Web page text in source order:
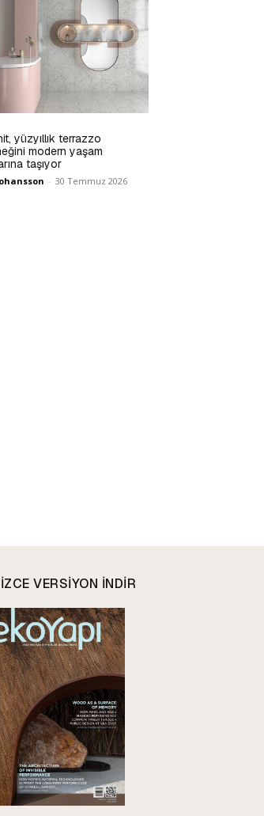
yüzyıllık terrazzo
modern yaşam
taşıyor
- 30 Temmuz 2026
VERSIYON INDIR